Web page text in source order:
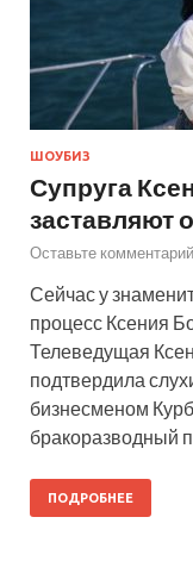
ШОУБИЗ
Супруга
заставляют
Оставьте комментарий
Сейчас у
процесс Ксения
Телеведущая
подтвердила
бизнесменом
бракоразводный
ПОДРОБНЕЕ